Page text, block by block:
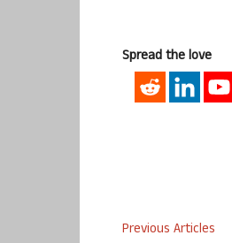
Spread the love
Previous Articles